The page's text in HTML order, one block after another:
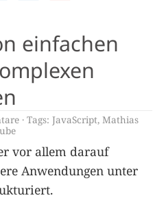
einfachen
Tags: JavaScript, Mathias
vor allem darauf
Anwendungen unter